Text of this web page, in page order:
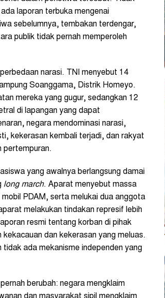
laporan terbuka mengenai
sebelumnya, tembakan terdengar,
publik tidak pernah memperoleh
narasi. TNI menyebut 14
Soanggama, Distrik Homeyo.
mereka yang gugur, sedangkan 12
di lapangan yang dapat
negara mendominasi narasi,
kekerasan kembali terjadi, dan rakyat
pertempuran.
yang awalnya berlangsung damai
long march. Aparat menyebut massa
PDAM, serta melukai dua anggota
melakukan tindakan represif lebih
resmi tentang korban di pihak
dan kekerasan yang meluas.
tidak ada mekanisme independen yang
berubah: negara mengklaim
dan masyarakat sipil mengklaim